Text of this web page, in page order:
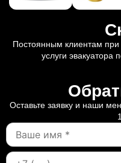
Постоянным клиентам при
услуги эвакуатора
Оставьте заявку и наши